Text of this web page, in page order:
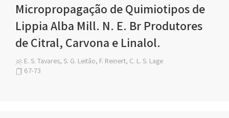
Micropropagação de Quimiotipos de
Lippia Alba Mill. N. E. Br Produtores
de Citral, Carvona e Linalol.
E. S. Tavares, S. G. Leitão, F. Reinert, C. L. S. Lage
67-73